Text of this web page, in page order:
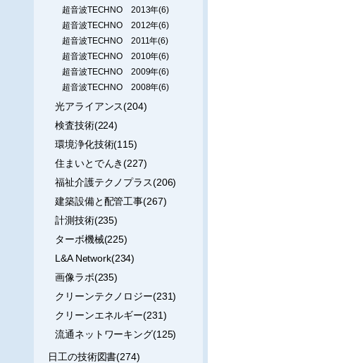
超音波TECHNO 2013年(6)
超音波TECHNO 2012年(6)
超音波TECHNO 2011年(6)
超音波TECHNO 2010年(6)
超音波TECHNO 2009年(6)
超音波TECHNO 2008年(6)
光アライアンス(204)
検査技術(224)
環境浄化技術(115)
住まいとでんき(227)
福祉介護テクノプラス(206)
建築設備と配管工事(267)
計測技術(235)
ターボ機械(225)
L&A Network(234)
画像ラボ(235)
クリーンテクノロジー(231)
クリーンエネルギー(231)
流通ネットワーキング(125)
日工の技術図書(274)